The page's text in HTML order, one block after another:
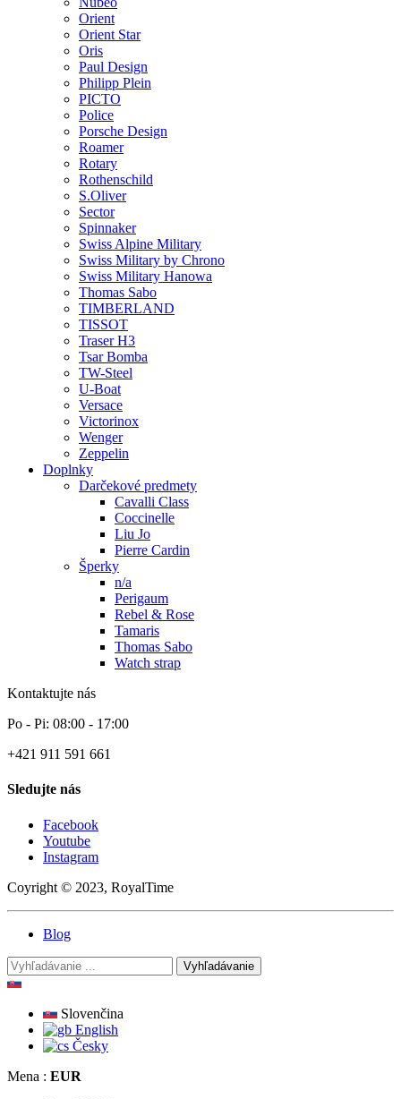
Orient
Orient Star
Oris
Paul Design
Philipp Plein
PICTO
Police
Porsche Design
Roamer
Rotary
Rothenschild
S.Oliver
Sector
Spinnaker
Swiss Alpine Military
Swiss Military by Chrono
Swiss Military Hanowa
Thomas Sabo
TIMBERLAND
TISSOT
Traser H3
Tsar Bomba
TW-Steel
U-Boat
Versace
Victorinox
Wenger
Zeppelin
Doplnky
Darčekové predmety
Cavalli Class
Coccinelle
Liu Jo
Pierre Cardin
Šperky
n/a
Perigaum
Rebel & Rose
Tamaris
Thomas Sabo
Watch strap
Kontaktujte nás
Po - Pi: 08:00 - 17:00
+421 911 591 661
Sledujte nás
Facebook
Youtube
Instagram
Coyright © 2023, RoyalTime
Blog
Vyhľadávanie
Slovenčina
English
Česky
Mena : EUR